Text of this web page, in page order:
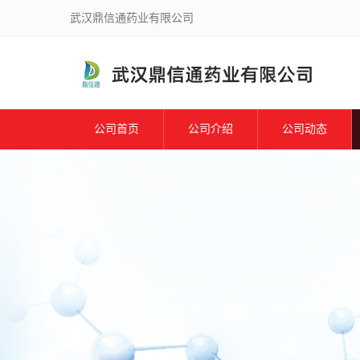
武汉鼎信通药业有限公司
公司首页 公司介绍 公司动态